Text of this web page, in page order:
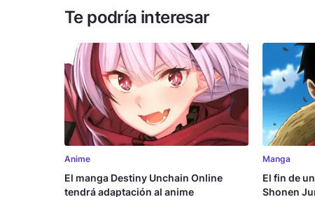
Te podría interesar
Anime
El manga Destiny Unchain Online
tendrá adaptación al anime
Manga
El fin de
Shonen